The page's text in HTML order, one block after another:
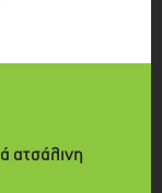
ατσάλινη